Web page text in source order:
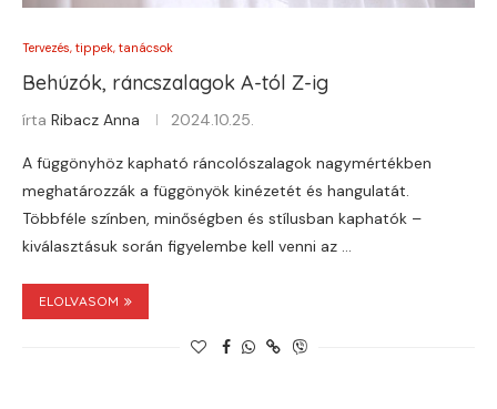
Tervezés, tippek, tanácsok
Behúzók, ráncszalagok A-tól Z-ig
írta Ribacz Anna 2024.10.25.
A függönyhöz kapható ráncolószalagok nagymértékben
meghatározzák a függönyök kinézetét és hangulatát.
Többféle színben, minőségben és stílusban kaphatók –
kiválasztásuk során figyelembe kell venni az …
ELOLVASOM